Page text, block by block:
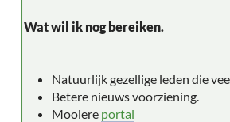
Wat wil ik nog bereiken.
Natuurlijk gezellige leden die
Betere nieuws voorziening.
Mooiere portal